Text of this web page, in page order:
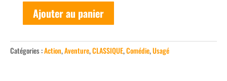
quantité
Crocodile
Dundee
Ajouter au panier
Catégories :Action,Aventure,CLASSIQUE,Comédie,Usagé